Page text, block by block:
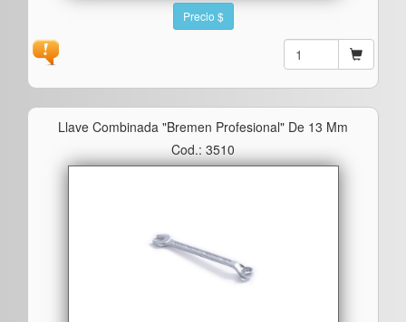
Precio $
Llave Combinada "bremen Profesional" De 13 Mm
Cod.: 3510